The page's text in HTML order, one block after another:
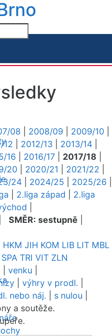
08 2008/09 2009/10
12 2012/13 2013/14
16 2016/17 2017/18
20 2020/21 2021/22
24 2024/25 2025/26
2.liga západ
2.liga
SMĚR: sestupně
HKM JIH KOM LIB LIT MBL
SPA TRI VIT ZLN
venku
výhry v prodl.
nebo náj. s nulou
a soutěže.